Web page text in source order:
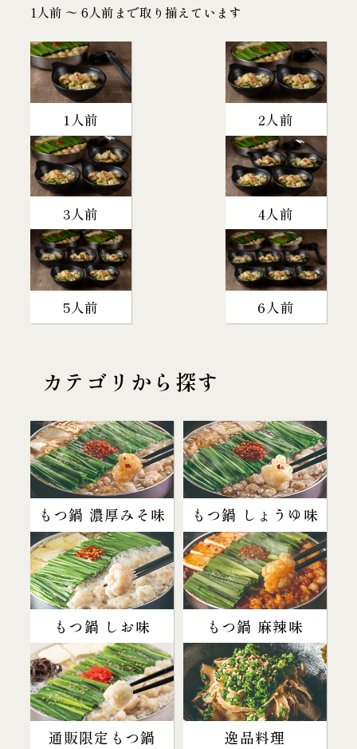
1人前 〜 6人前まで取り揃えています
1人前 2人前
3人前 4人前
5人前 6人前
カテゴリから探す
もつ鍋 濃厚みそ味 もつ鍋 しょうゆ味
もつ鍋 しお味 もつ鍋 麻辣味
通販限定もつ鍋 逸品料理